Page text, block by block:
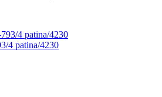
4 patina/4230